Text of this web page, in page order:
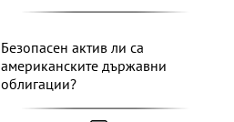
Безопасен актив ли са
американските държавни
облигации?